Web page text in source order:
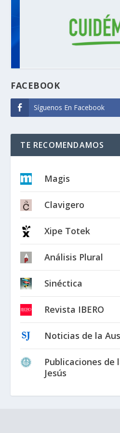
FACEBOOK
Síguenos En Facebook
TE RECOMENDAMOS
Magis
Clavigero
Xipe Totek
Análisis Plural
Sinéctica
Revista IBERO
Noticias de la
Publicaciones de
Jesús